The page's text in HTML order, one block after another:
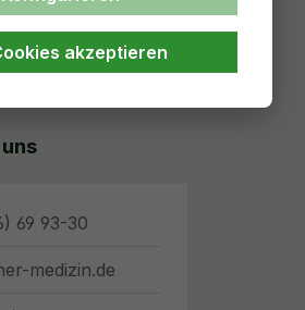
69 93-30
medizin.de
akzeptieren